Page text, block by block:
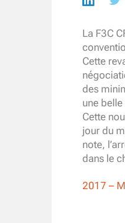
La F3C
Cette
des
une
Cette
jour du
note,
dans le
2017 –